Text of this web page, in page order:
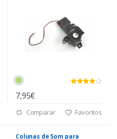
7,95€
Comparar Favoritos
Colunas de Som para